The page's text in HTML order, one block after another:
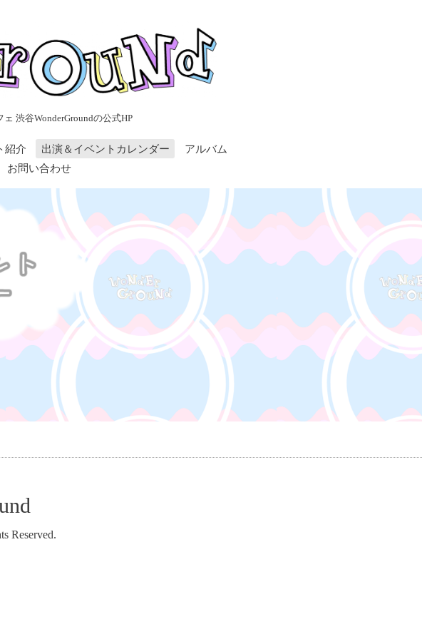
渋谷WonderGroundの公式HP
紹介 出演＆イベントカレンダー
アルバム
お問い合わせ
Reserved.